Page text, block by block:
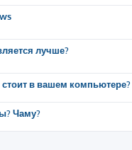
лучше?
в вашем компьютере?
Чаму?